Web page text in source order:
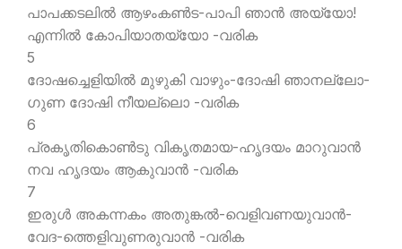
പാപക്കടലില്‍ ആഴംകണ്‍ട-പാപി ഞാന്‍ അയ്യോ!
എന്നില്‍ കോപിയാതയ്യോ -വരിക
5
ദോഷച്ചെളിയില്‍ മുഴുകി വാഴും-ദോഷി ഞാനല്ലോ-
ഗുണ ദോഷി നീയല്ലൊ -വരിക
6
പ്രകൃതികൊണ്‍ടു വികൃതമായ-ഹൃദയം മാറുവാന്‍
നവ ഹൃദയം ആകുവാന്‍ -വരിക
7
ഇരുള്‍ അകന്നകം അതുങ്കല്‍-വെളിവണയുവാന്‍-
വേദ-ത്തെളിവുണരുവാന്‍ -വരിക